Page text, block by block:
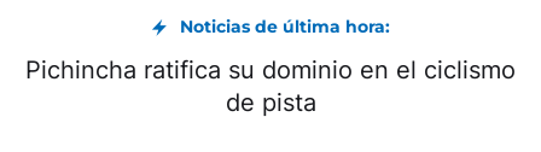
Noticias de última hora:
Pichincha ratifica su dominio en el ciclismo
de pista